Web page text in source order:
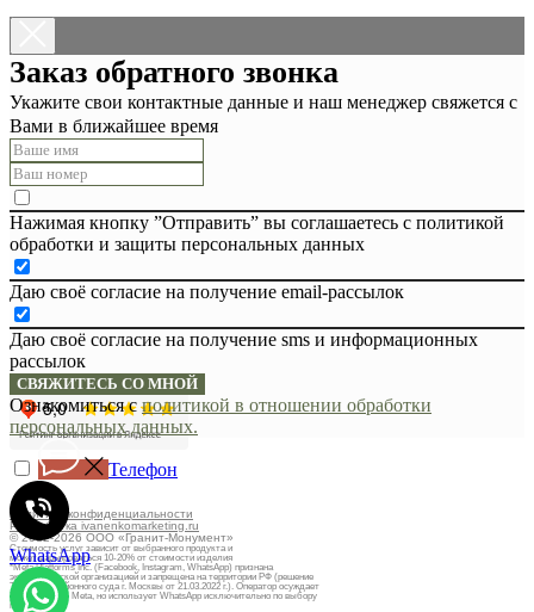
Политика конфиденциальности
Разработка ivanenkomarketing.ru
© 2012-2026 ООО «Гранит-Монумент»
Стоимость услуг зависит от выбранного продукта и
может варьироваться 10-20% от стоимости изделия
*Meta Platforms Inc. (Facebook, Instagram, WhatsApp) признана
экстремистской организацией и запрещена на территории РФ (решение
Тверского районного суда г. Москвы от 21.03.2022 г.). Оператор осуждает
деятельность Meta, но использует WhatsApp исключительно по выбору
клиента.
Заказ обратного звонка
Укажите свои контактные данные и наш менеджер свяжется с
Вами в ближайшее время
Нажимая кнопку ”Отправить” вы соглашаетесь с политикой
обработки и защиты персональных данных
Даю своё согласие на получение email-рассылок
Даю своё согласие на получение sms и информационных
рассылок
СВЯЖИТЕСЬ СО МНОЙ
Ознакомиться сполитикой в отношении обработки
персональных данных.
Телефон
WhatsApp